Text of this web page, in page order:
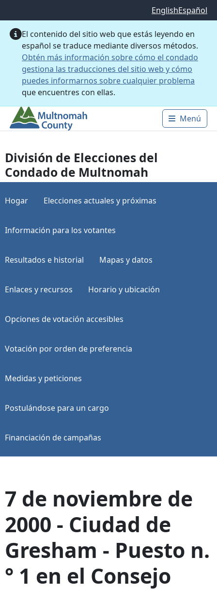
EnglishEspañol
El contenido del sitio web que estás leyendo en
español se traduce mediante diversos métodos.
Obtén más información sobre cómo el condado
gestiona las traducciones del sitio web y cómo
puedes informarnos sobre cualquier problema
que encuentres con ellas.
Main
Menú
División de Elecciones del
Condado de Multnomah
Hogar Elecciones actuales y próximas
Información para los votantes
Resultados e historial Mapas y datos
Enlaces y recursos Horario y ubicación
Opciones de votación accesibles
Votación por orden de preferencia
Medidas y peticiones
Postulándose para un cargo
Financiación de campañas
7 de noviembre de
2000 - Ciudad de
Gresham - Puesto n.
° 1 en el Consejo